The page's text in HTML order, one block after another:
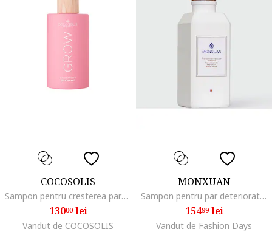
COCOSOLIS
Sampon pentru cresterea parului cu KERASCALP™ si antiimbatranire GROW, 250 ml
13000lei
Vandut de COCOSOLIS
MONXUAN
Sampon pentru par deteriorat si fara volum, 380 ml
15499lei
Vandut de Fashion Days